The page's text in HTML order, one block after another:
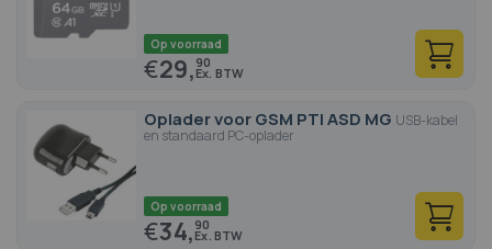
Op voorraad
€29,90
Oplader voor GSM PTI ASD MG USB-kabel
en standaard PC-oplader
Op voorraad
€34,90